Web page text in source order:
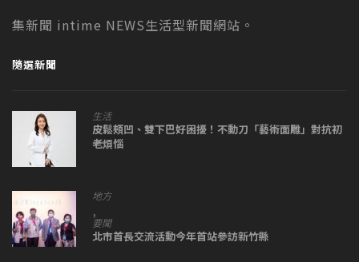
集新聞 intime NEWS生活型新聞網站。
隨選新聞
生活
皮鬆頰凹、雙下巴好困擾！不動刀「藝術面雕」對抗初
老煩惱
地方
,
要聞
北市首長交流活動今年首站參訪新竹縣